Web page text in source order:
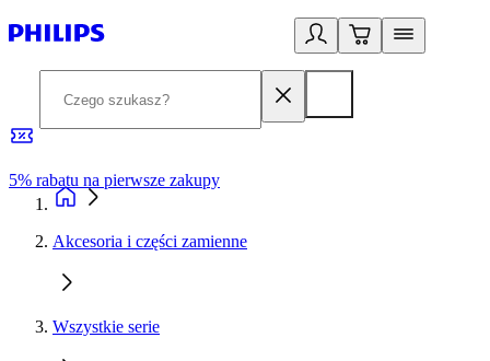
5% rabatu na pierwsze zakupy
Akcesoria i części zamienne
Wszystkie serie